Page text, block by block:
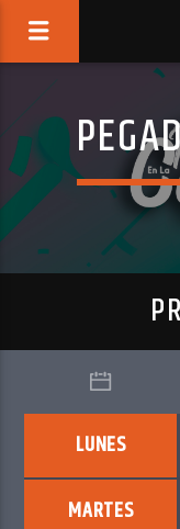
LUNES
MARTES